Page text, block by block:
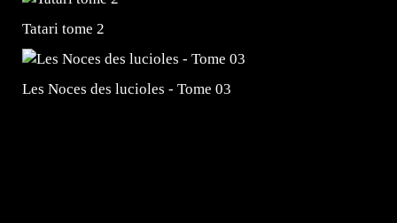
Tatari tome 2
Les Noces des lucioles - Tome 03